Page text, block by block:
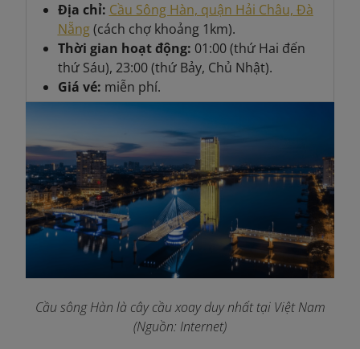
Địa chỉ: Cầu Sông Hàn, quận Hải Châu, Đà
Nẵng(cách chợ khoảng 1km).
Thời gian hoạt động: 01:00 (thứ Hai đến
thứ Sáu), 23:00 (thứ Bảy, Chủ Nhật).
Giá vé: miễn phí.
Cầu sông Hàn là cây cầu xoay duy nhất tại Việt Nam
(Nguồn: Internet)